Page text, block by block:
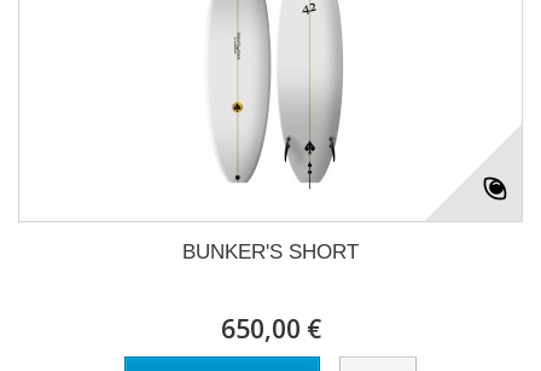
BUNKER'S SHORT
650,00 €